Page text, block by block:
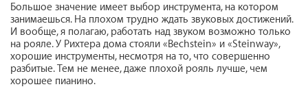
Большое значение имеет выбор инструмента, на котором
занимаешься. На плохом трудно ждать звуковых достижений.
И вообще, я полагаю, работать над звуком возможно только
на рояле. У Рихтера дома стояли «Bechstein» и «Steinway»,
хорошие инструменты, несмотря на то, что совершенно
разбитые. Тем не менее, даже плохой рояль лучше, чем
хорошее пианино.